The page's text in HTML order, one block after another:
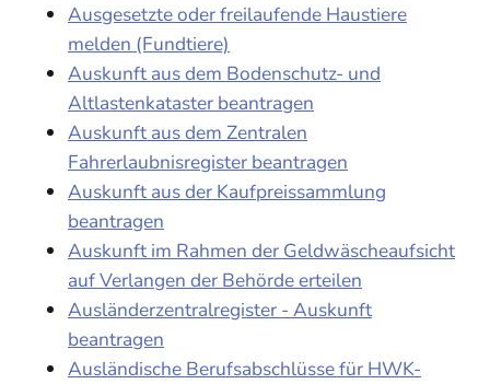
Ausgesetzte oder freilaufende Haustiere
melden (Fundtiere)
Auskunft aus dem Bodenschutz- und
Altlastenkataster beantragen
Auskunft aus dem Zentralen
Fahrerlaubnisregister beantragen
Auskunft aus der Kaufpreissammlung
beantragen
Auskunft im Rahmen der Geldwäscheaufsicht
auf Verlangen der Behörde erteilen
Ausländerzentralregister - Auskunft
beantragen
Ausländische Berufsabschlüsse für HWK-